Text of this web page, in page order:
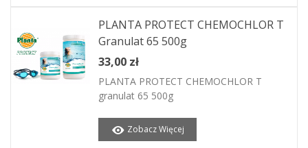
PLANTA PROTECT CHEMOCHLOR T
Granulat 65 500g
33,00 zł
PLANTA PROTECT CHEMOCHLOR T
granulat 65 500g
Zobacz Więcej